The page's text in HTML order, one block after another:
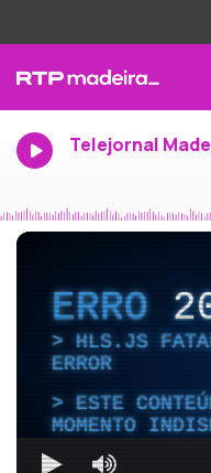
Telejornal
ERRO
HLS.JS
ERROR
ESTE
MOMENTO